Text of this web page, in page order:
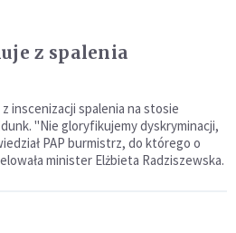
z spalenia
inscenizacji spalenia na stosie
"Nie gloryfikujemy dyskryminacji,
PAP burmistrz, do którego o
minister Elżbieta Radziszewska.